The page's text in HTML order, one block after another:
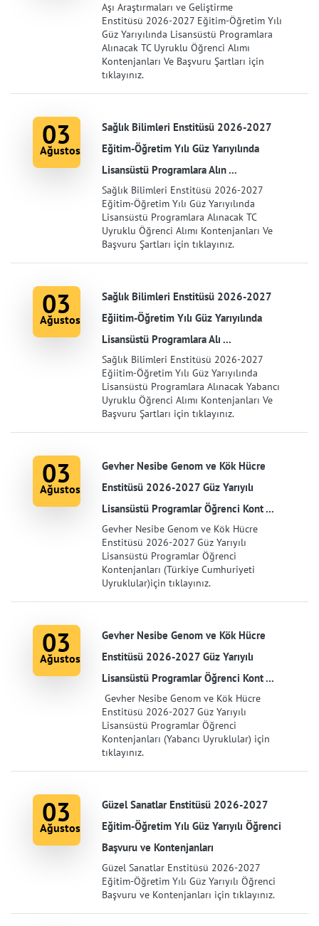
Aşı Araştırmaları ve Geliştirme
Enstitüsü 2026-2027 Eğitim-Öğretim Yılı
Güz Yarıyılında Lisansüstü Programlara
Alınacak TC Uyruklu Öğrenci Alımı
Kontenjanları Ve Başvuru Şartları için
tıklayınız.
03
Ağustos
Sağlık Bilimleri Enstitüsü 2026-2027
Eğitim-Öğretim Yılı Güz Yarıyılında
Lisansüstü Programlara Alın ...
Sağlık Bilimleri Enstitüsü 2026-2027
Eğitim-Öğretim Yılı Güz Yarıyılında
Lisansüstü Programlara Alınacak TC
Uyruklu Öğrenci Alımı Kontenjanları Ve
Başvuru Şartları için tıklayınız.
03
Ağustos
Sağlık Bilimleri Enstitüsü 2026-2027
Eğiitim-Öğretim Yılı Güz Yarıyılında
Lisansüstü Programlara Alı ...
Sağlık Bilimleri Enstitüsü 2026-2027
Eğiitim-Öğretim Yılı Güz Yarıyılında
Lisansüstü Programlara Alınacak Yabancı
Uyruklu Öğrenci Alımı Kontenjanları Ve
Başvuru Şartları için tıklayınız.
03
Ağustos
Gevher Nesibe Genom ve Kök Hücre
Enstitüsü 2026-2027 Güz Yarıyılı
Lisansüstü Programlar Öğrenci Kont ...
Gevher Nesibe Genom ve Kök Hücre
Enstitüsü 2026-2027 Güz Yarıyılı
Lisansüstü Programlar Öğrenci
Kontenjanları (Türkiye Cumhuriyeti
Uyruklular)için tıklayınız.
03
Ağustos
Gevher Nesibe Genom ve Kök Hücre
Enstitüsü 2026-2027 Güz Yarıyılı
Lisansüstü Programlar Öğrenci Kont ...
Gevher Nesibe Genom ve Kök Hücre
Enstitüsü 2026-2027 Güz Yarıyılı
Lisansüstü Programlar Öğrenci
Kontenjanları (Yabancı Uyruklular) için
tıklayınız.
03
Ağustos
Güzel Sanatlar Enstitüsü 2026-2027
Eğitim-Öğretim Yılı Güz Yarıyılı Öğrenci
Başvuru ve Kontenjanları
Güzel Sanatlar Enstitüsü 2026-2027
Eğitim-Öğretim Yılı Güz Yarıyılı Öğrenci
Başvuru ve Kontenjanları için tıklayınız.